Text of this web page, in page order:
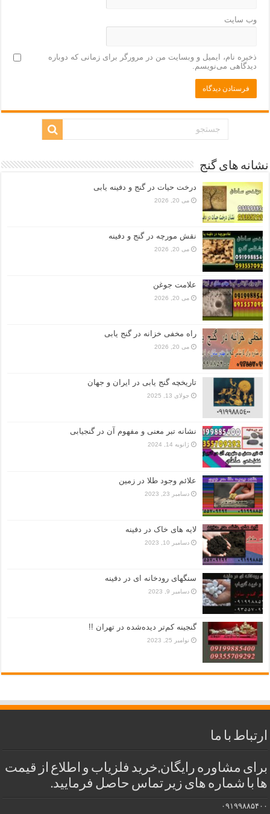
وب‌ سایت
ذخیره نام، ایمیل و وبسایت من در مرورگر برای زمانی که دوباره
دیدگاهی می‌نویسم.
نشانه های گنج
درخت حیات در گنج و دفینه یابی
می 20, 2026
نقش مورچه در گنج و دفینه
می 20, 2026
علامت جوغن
می 20, 2026
راه مخفی خزانه در گنج یابی
می 20, 2026
تاریخچه گنج‌ یابی در ایران و جهان
جولای 13, 2025
نشانه تبر معنی و مفهوم آن در گنجیابی
ژانویه 14, 2024
علائم وجود طلا در زمین
دسامبر 23, 2023
لایه های خاک در دفینه
دسامبر 10, 2023
سنگهای رودخانه ای در دفینه
دسامبر 9, 2023
گنجینه کم‌تر دیده‌شده در تهران !!
نوامبر 25, 2023
ارتباط با ما
برای مشاوره رایگان,خرید فلزیاب و اطلاع از قیمت
ها با شماره های زیر تماس حاصل فرمایید.
۰۹۱۹۹۸۸۵۴۰۰